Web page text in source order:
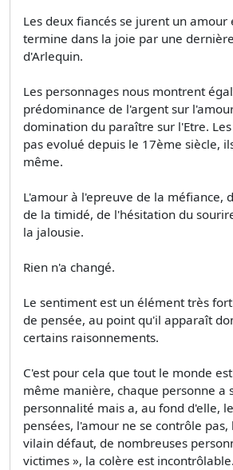
Les deux fiancés se jurent un
termine dans la joie par une
d'Arlequin.
Les personnages nous montrent
prédominance de l'argent sur
domination du paraître sur l'Etre.
pas evolué depuis le 17ème siècle,
même.
L'amour à l'epreuve de la méfiance,
de la timidé, de l'hésitation du
la jalousie.
Rien n'a changé.
Le sentiment est un élément très
de pensée, au point qu'il apparaît
certains raisonnements.
C'est pour cela que tout le monde
même manière, chaque personne a
personnalité mais a, au fond d'elle,
pensées, l'amour ne se contrôle
vilain défaut, de nombreuses
victimes », la colère est incontrôlable.